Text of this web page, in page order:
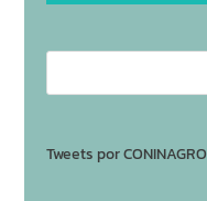
Tweets por CONINAGRO